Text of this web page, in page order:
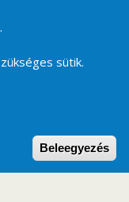
sütik.
Beleegyezés